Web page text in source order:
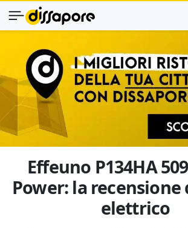
Effeuno P134HA
Power: la
elettrico